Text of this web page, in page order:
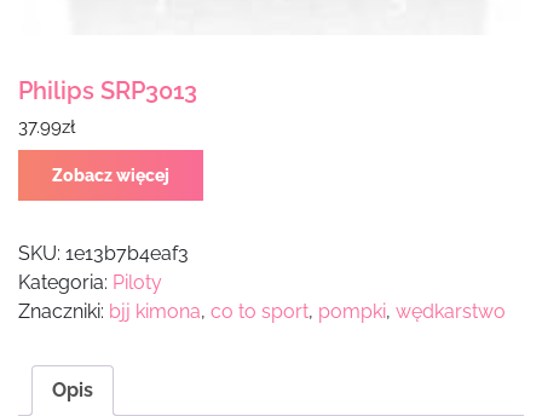
Philips SRP3013
37.99zł
Zobacz więcej
SKU: 1e13b7b4eaf3
Kategoria: Piloty
Znaczniki: bjj kimona, co to sport, pompki, wędkarstwo
Opis